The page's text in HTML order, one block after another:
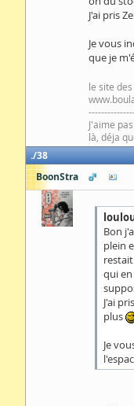
J'ai pris
Je vous
que je
le site
J'aime
là, déja
38
BoonStra
Bon
plein
qui
J'ai
plus
Je